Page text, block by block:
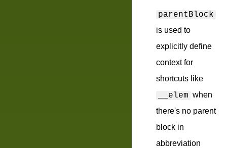
parentBlock
is used to
explicitly define
context for
shortcuts like
__elem when
there's no parent
block in
abbreviation